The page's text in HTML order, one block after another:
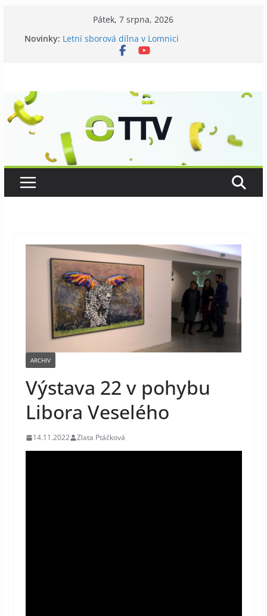
Pátek, 7 srpna, 2026
Novinky: Letní sborová dílna v Lomnici
Chovatelé si připomněli 120 let své existence
ARCHIV
Výstava 22 v pohybu
Libora Veselého
14.11.2022 Zlata Ptáčková